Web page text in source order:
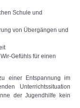
Schule und
von Übergängen und
Gefühls für einen
einer Entspannung im
Unterrichtssituation
der Jugendhilfe kein